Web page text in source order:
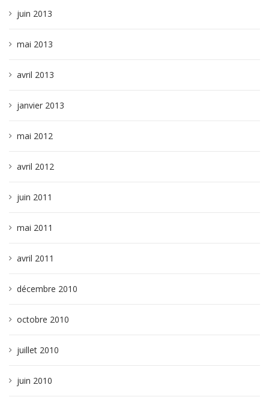
juin 2013
mai 2013
avril 2013
janvier 2013
mai 2012
avril 2012
juin 2011
mai 2011
avril 2011
décembre 2010
octobre 2010
juillet 2010
juin 2010